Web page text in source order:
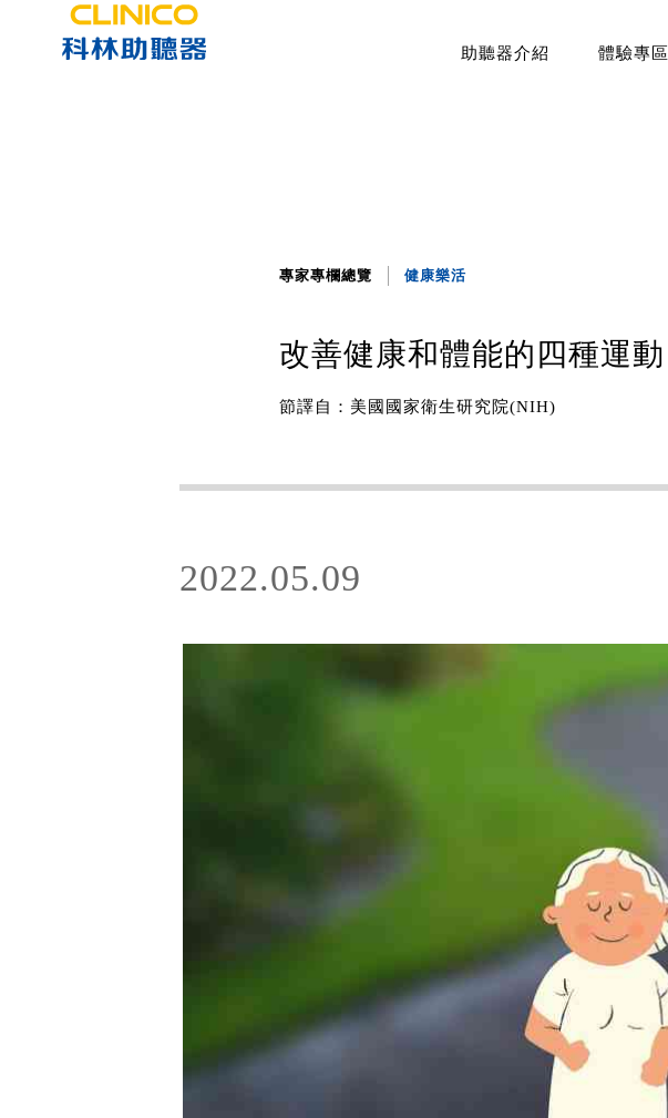
助聽器介紹 體驗專區
專家專欄總覽 健康樂活
改善健康和體能的四種運動
節譯自：美國國家衛生研究院(NIH)
2022.05.09